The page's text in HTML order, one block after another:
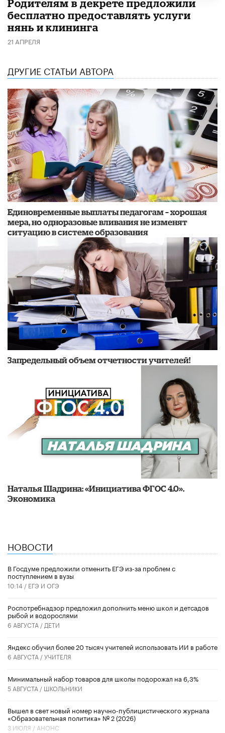
Родителям в декрете предложили
бесплатно предоставлять услуги
нянь и клининга
21 АПРЕЛЯ
ДРУГИЕ СТАТЬИ АВТОРА
Единовременные выплаты педагогам – хорошая
мера, но одноразовые вливания не изменят
ситуацию в системе образования
Запредельный объем отчетности учителей!
Наталья Шадрина: «Инициатива ФГОС 4.0».
Экономика
НОВОСТИ
В Госдуме предложили отменить ЕГЭ из-за проблем с
поступлением в вузы
10:14 / ЕГЭ И ОГЭ
Роспотребнадзор предложил дополнить меню школ и детсадов
рыбой и водорослями
6 АВГУСТА / ДЕТИ
​Яндекс обучил более 20 тысяч учителей использовать ИИ в работе
6 АВГУСТА /УЧИТЕЛЯ
Минимальный набор товаров для школы подорожал на 6,3%
5 АВГУСТА / ШКОЛЬНИКИ
Вышел в свет новый номер научно-публицистического журнала
«Образовательная политика» № 2 (2026)
3 ИЮЛЯ / АНОНС